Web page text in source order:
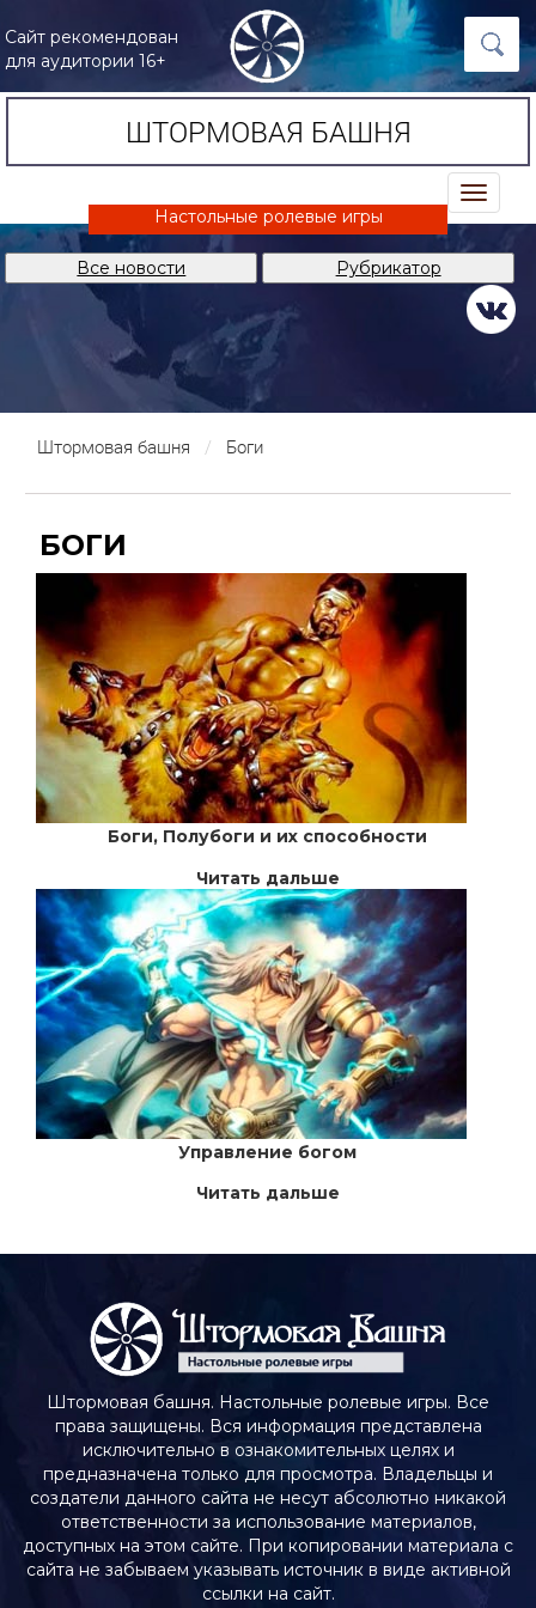
Сайт рекомендован
для аудитории 16+
ШТОРМОВАЯ БАШНЯ
trk
Настольные ролевые игры
Все новости Рубрикатор
Штормовая башня Боги
БОГИ
Боги, Полубоги и их способности
Читать дальше
Управление богом
Читать дальше
Штормовая башня. Настольные ролевые игры. Все
права защищены. Вся информация представлена
исключительно в ознакомительных целях и
предназначена только для просмотра. Владельцы и
создатели данного сайта не несут абсолютно никакой
ответственности за использование материалов,
доступных на этом сайте. При копировании материала с
сайта не забываем указывать источник в виде активной
ссылки на сайт.